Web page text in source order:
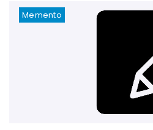
Memento